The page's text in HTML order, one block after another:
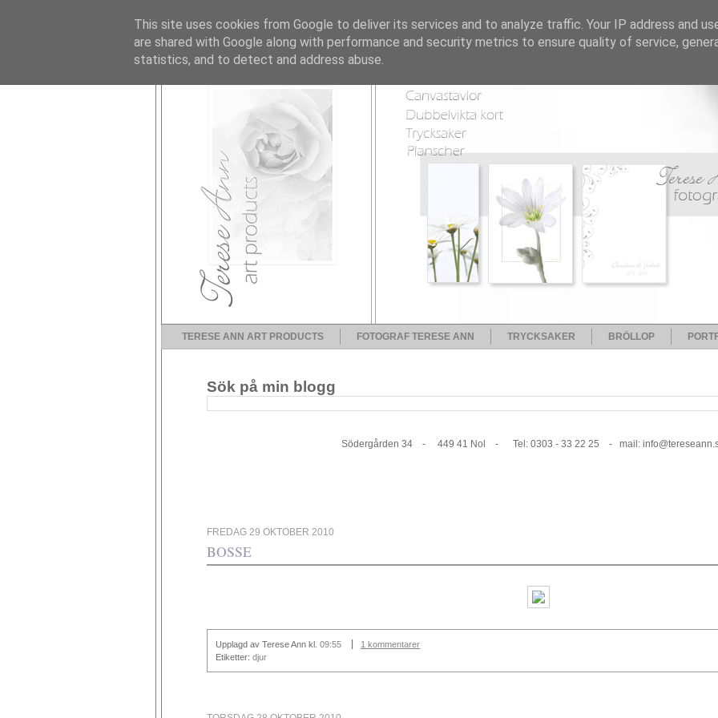
TERESE ANN ART PRODUCTS FOTOGRAF TERESE ANN TRYCKSAKER BRÖLLOP
Sök på min blogg
Södergården 34 - 449 41 Nol - Tel: 0303 - 33 22 25 - mail:
FREDAG 29 OKTOBER 2010
BOSSE
Upplagd av Terese Ann kl. 09:55
1 kommentarer
Etiketter: djur
This site uses cookies from Google to deliver its services and to analyze traffic. Your IP address and
are shared with Google along with performance and security metrics to ensure quality of service,
statistics, and to detect and address abuse.